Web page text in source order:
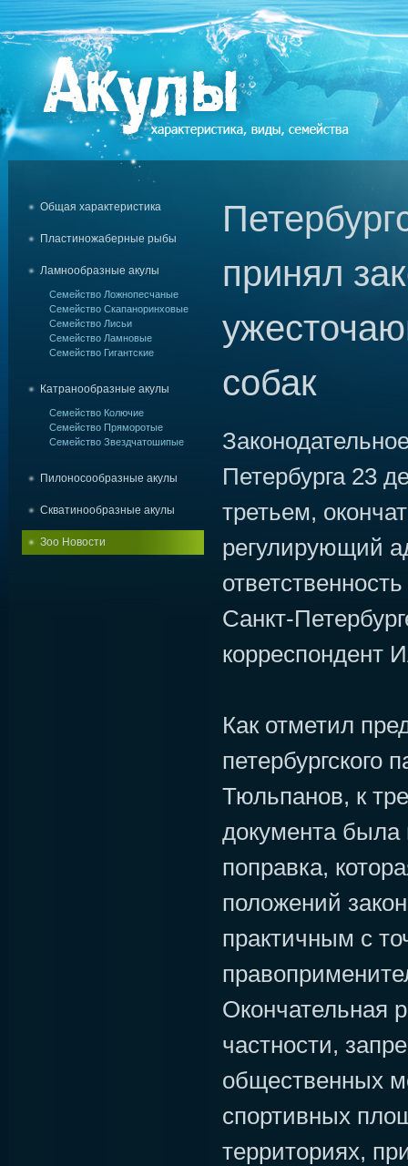
Общая характеристика
Пластиножаберные рыбы
Ламнообразные акулы
Семейство Ложнопесчаные
Семейство Скапаноринховые
Семейство Лисьи
Семейство Ламновые
Семейство Гигантские
Катранообразные акулы
Семейство Колючие
Семейство Пряморотые
Семейство Звездчатошипые
Пилоносообразные акулы
Скватинообразные акулы
Зоо Новости
принял
собак
Петербурга 23
третьем,
регулирующий
Санкт-
корреспондент
Как отметил
петербургского
Тюльпанов, к
документа
поправка,
положений
практичным с
Окончательная
частности,
общественных
спортивных
территориях,